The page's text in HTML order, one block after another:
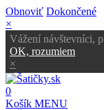
Obnoviť Dokončené
×
Vážení návštevníci,
OK, rozumiem
×
0
Košík MENU